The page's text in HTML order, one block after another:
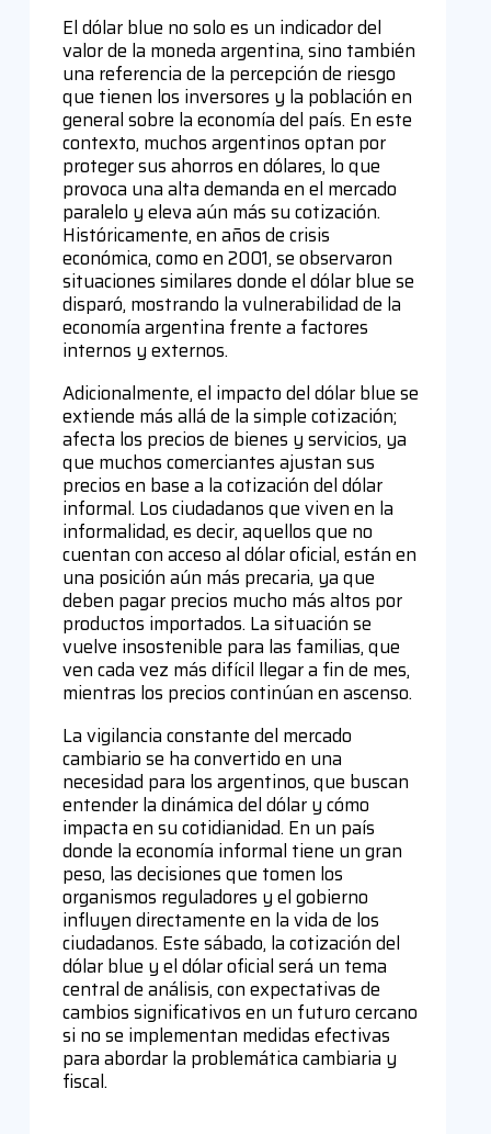
El dólar blue no solo es un indicador del
valor de la moneda argentina, sino también
una referencia de la percepción de riesgo
que tienen los inversores y la población en
general sobre la economía del país. En este
contexto, muchos argentinos optan por
proteger sus ahorros en dólares, lo que
provoca una alta demanda en el mercado
paralelo y eleva aún más su cotización.
Históricamente, en años de crisis
económica, como en 2001, se observaron
situaciones similares donde el dólar blue se
disparó, mostrando la vulnerabilidad de la
economía argentina frente a factores
internos y externos.
Adicionalmente, el impacto del dólar blue se
extiende más allá de la simple cotización;
afecta los precios de bienes y servicios, ya
que muchos comerciantes ajustan sus
precios en base a la cotización del dólar
informal. Los ciudadanos que viven en la
informalidad, es decir, aquellos que no
cuentan con acceso al dólar oficial, están en
una posición aún más precaria, ya que
deben pagar precios mucho más altos por
productos importados. La situación se
vuelve insostenible para las familias, que
ven cada vez más difícil llegar a fin de mes,
mientras los precios continúan en ascenso.
La vigilancia constante del mercado
cambiario se ha convertido en una
necesidad para los argentinos, que buscan
entender la dinámica del dólar y cómo
impacta en su cotidianidad. En un país
donde la economía informal tiene un gran
peso, las decisiones que tomen los
organismos reguladores y el gobierno
influyen directamente en la vida de los
ciudadanos. Este sábado, la cotización del
dólar blue y el dólar oficial será un tema
central de análisis, con expectativas de
cambios significativos en un futuro cercano
si no se implementan medidas efectivas
para abordar la problemática cambiaria y
fiscal.